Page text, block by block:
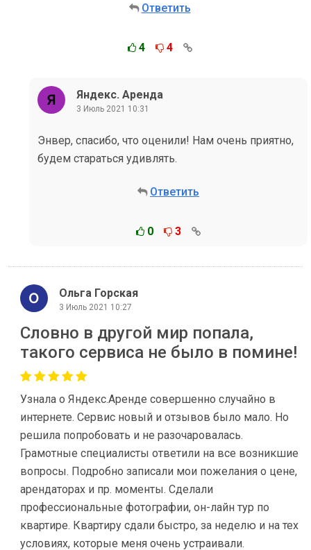
Ответить
4 4
Яндекс. Аренда
3 Июль 2021 10:31
Энвер, спасибо, что оценили! Нам очень приятно,
будем стараться удивлять.
Ответить
0 3
Ольга Горская
3 Июль 2021 10:27
Словно в другой мир попала,
такого сервиса не было в помине!
Узнала о Яндекс.Аренде совершенно случайно в
интернете. Сервис новый и отзывов было мало. Но
решила попробовать и не разочаровалась.
Грамотные специалисты ответили на все возникшие
вопросы. Подробно записали мои пожелания о цене,
арендаторах и пр. моменты. Сделали
профессиональные фотографии, он-лайн тур по
квартире. Квартиру сдали быстро, за неделю и на тех
условиях, которые меня очень устраивали.